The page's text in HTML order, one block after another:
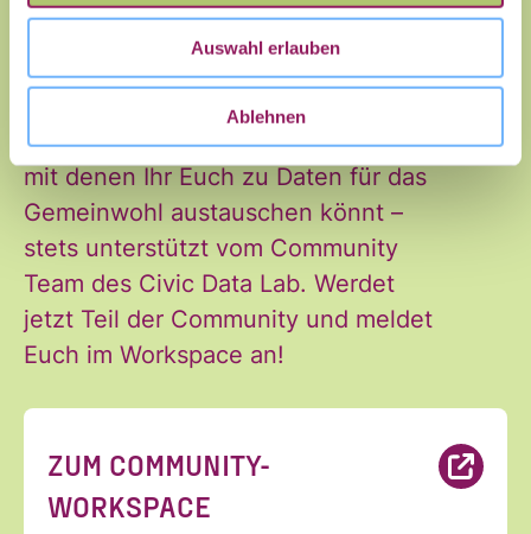
Auswahl erlauben
Ablehnen
Website, es kann zu kurzfristigen
Änderungen kommen!
Auf der Plattform trefft Ihr auf
Menschen aus der Zivilgesellschaft,
mit denen Ihr Euch zu Daten für das
Gemeinwohl austauschen könnt –
stets unterstützt vom Community
Team des Civic Data Lab. Werdet
jetzt Teil der Community und meldet
Euch im Workspace an!
ZUM COMMUNITY-
WORKSPACE
Einwilligung
*
Ja, ich möchte den Newsletter
des Civic Data Lab per E-Mail
erhalten. Diese Einwilligung
kann ich jederzeit widerrufen.
Widerruf und der Verarbeitung
der Daten in den